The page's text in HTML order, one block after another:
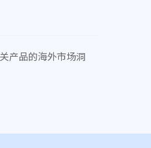
产品的海外市场洞